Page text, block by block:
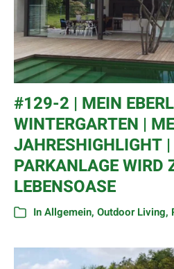
#129-2 | MEIN EBERL
WINTERGARTEN |
JAHRESHIGHLIGHT
PARKANLAGE WIRD
LEBENSOASE
InAllgemein, Outdoor Living,